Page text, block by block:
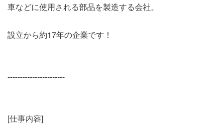
車などに使用される部品を製造する会社。
設立から約17年の企業です！
-----------------------
[仕事内容]